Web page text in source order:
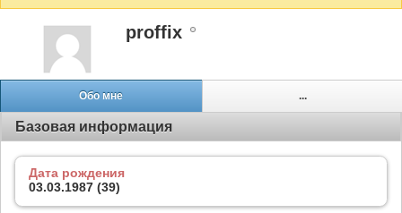
proffix
Обо мне ...
Базовая информация
Дата рождения
03.03.1987 (39)